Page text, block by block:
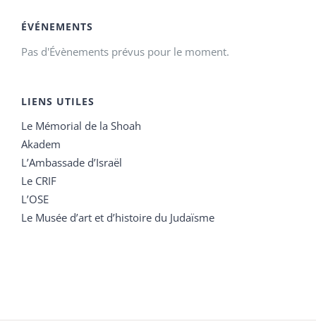
ÉVÉNEMENTS
Pas d'Évènements prévus pour le moment.
LIENS UTILES
Le Mémorial de la Shoah
Akadem
L’Ambassade d’Israël
Le CRIF
L’OSE
Le Musée d’art et d’histoire du Judaïsme